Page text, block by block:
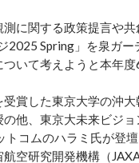
に関する政策提言や
2025 Spring」を泉ガ
いて考えようと本年
賞した東京大学の沖
の他、東京大未来ビジ
トコムのハラミ氏が登
空研究開発機構（